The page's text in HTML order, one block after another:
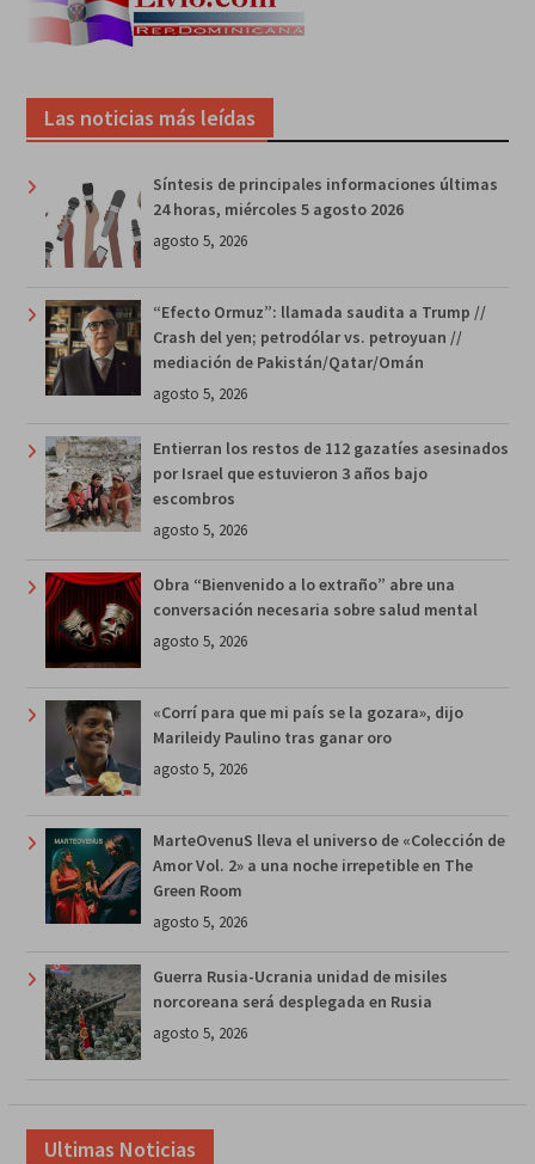
Las noticias más leídas
Síntesis de principales informaciones últimas
24 horas, miércoles 5 agosto 2026
agosto 5, 2026
“Efecto Ormuz”: llamada saudita a Trump //
Crash del yen; petrodólar vs. petroyuan //
mediación de Pakistán/Qatar/Omán
agosto 5, 2026
Entierran los restos de 112 gazatíes asesinados
por Israel que estuvieron 3 años bajo
escombros
agosto 5, 2026
Obra “Bienvenido a lo extraño” abre una
conversación necesaria sobre salud mental
agosto 5, 2026
«Corrí para que mi país se la gozara», dijo
Marileidy Paulino tras ganar oro
agosto 5, 2026
MarteOvenuS lleva el universo de «Colección de
Amor Vol. 2» a una noche irrepetible en The
Green Room
agosto 5, 2026
Guerra Rusia-Ucrania unidad de misiles
norcoreana será desplegada en Rusia
agosto 5, 2026
Ultimas Noticias